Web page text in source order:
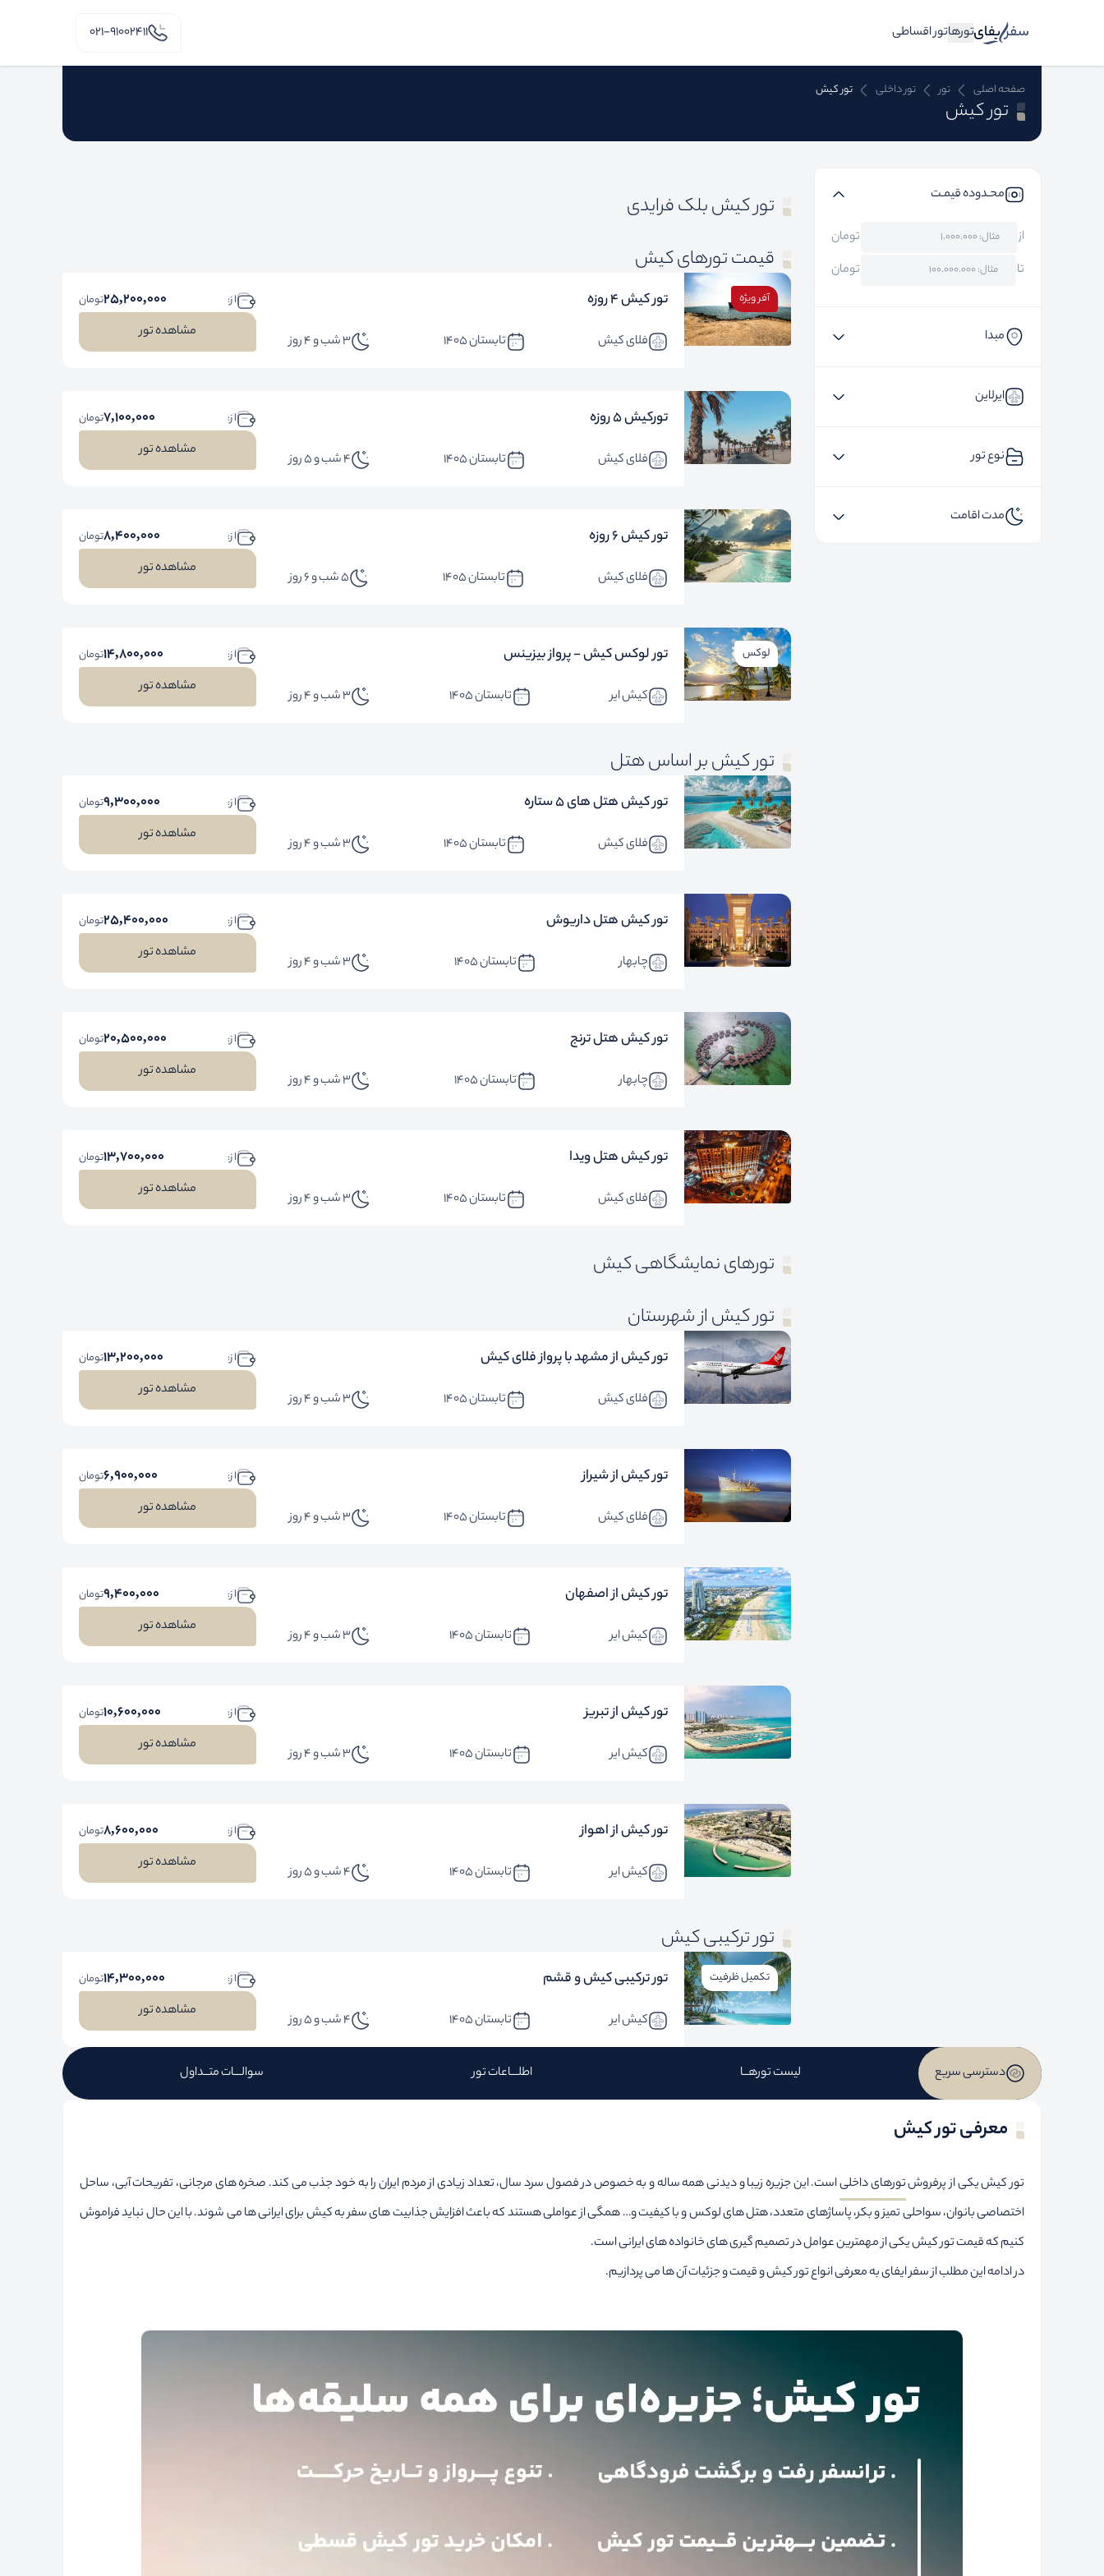
تورهاتور اقساطی ۰۲۱-91002411
صفحه اصلی تور تور داخلی تور کیش
تور کیش
محـدوده قیمـت
از
تومان
تا
تومان
مبدا
ایرلاین
نوع تور
مدت اقامت
تور کیش بلک فرایدی
قیمت تورهای کیش
آفر ویژه تور کیش 4 روزه
فلای کیش تابستان 1405 3 شب و 4 روز
ا ز: 25,200,000تومان
مشاهده تور
تورکیش 5 روزه
فلای کیش تابستان 1405 4 شب و 5 روز
ا ز: 7,100,000تومان
مشاهده تور
تور کیش 6 روزه
فلای کیش تابستان 1405 5 شب و 6 روز
ا ز: 8,400,000تومان
مشاهده تور
لوکس تور لوکس کیش - پرواز بیزینس
کیش ایر تابستان 1405 3 شب و 4 روز
ا ز: 14,800,000تومان
مشاهده تور
تور کیش بر اساس هتل
تور کیش هتل های 5 ستاره
فلای کیش تابستان 1405 3 شب و 4 روز
ا ز: 9,300,000تومان
مشاهده تور
تور کیش هتل داریوش
چابهار تابستان 1405 3 شب و 4 روز
ا ز: 25,400,000تومان
مشاهده تور
تور کیش هتل ترنج
چابهار تابستان 1405 3 شب و 4 روز
ا ز: 20,500,000تومان
مشاهده تور
تور کیش هتل ویدا
فلای کیش تابستان 1405 3 شب و 4 روز
ا ز: 13,700,000تومان
مشاهده تور
تورهای نمایشگاهی کیش
تور کیش از شهرستان
تور کیش از مشهد با پرواز فلای کیش
فلای کیش تابستان 1405 3 شب و 4 روز
ا ز: 13,200,000تومان
مشاهده تور
تور کیش از شیراز
فلای کیش تابستان 1405 3 شب و 4 روز
ا ز: 6,900,000تومان
مشاهده تور
تور کیش از اصفهان
کیش ایر تابستان 1405 3 شب و 4 روز
ا ز: 9,400,000تومان
مشاهده تور
تور کیش از تبریز
کیش ایر تابستان 1405 3 شب و 4 روز
ا ز: 10,600,000تومان
مشاهده تور
تور کیش از اهواز
کیش ایر تابستان 1405 4 شب و 5 روز
ا ز: 8,600,000تومان
مشاهده تور
تور ترکیبی کیش
تکمیل ظرفیت تور ترکیبی کیش و قشم
کیش ایر تابستان 1405 4 شب و 5 روز
ا ز: 14,300,000تومان
مشاهده تور
دسترسی سریع لیست تورهــا اطلـــاعات تور سوالـــات متــداول
معرفی تور کیش
تور کیش یکی از پرفروشتورهای داخلیاست. این جزیره زیبا و دیدنی همه ساله و به خصوص در فصول سرد سال، تعداد زیادی از مردم ایران را به خود جذب می کند. صخره های مرجانی، تفریحات آبی، ساحل
اختصاصی بانوان، سواحلی تمیز و بکر، پاساژهای متعدد، هتل های لوکس و با کیفیت و… همگی از عواملی هستند که باعث افزایش جذابیت های سفر به کیش برای ایرانی ها می شوند. با این حال نباید فراموش
کنیم که قیمت تور کیش یکی از مهمترین عوامل در تصمیم گیری های خانواده های ایرانی است.
در ادامه این مطلب از سفر ایفای به معرفی انواع تور کیش و قیمت و جزئیات آن ها می پردازیم.